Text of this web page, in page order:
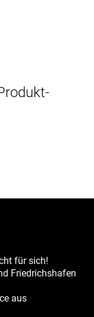
für sich!
Friedrichshafen
aus